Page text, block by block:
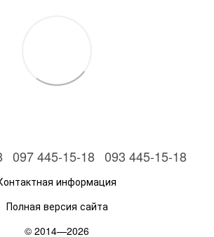
097 445-15-18 093 445-15-18
информация
Полная версия сайта
© 2014—2026